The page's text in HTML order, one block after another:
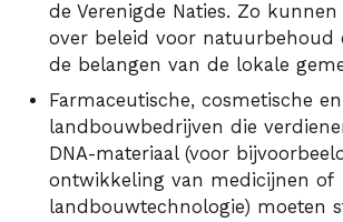
de Verenigde Naties. Zo
over beleid voor natuurbehoud
de belangen van de lokale
Farmaceutische, cosmetische en
landbouwbedrijven die
DNA-materiaal (voor
ontwikkeling van medicijnen of
landbouwtechnologie) moeten